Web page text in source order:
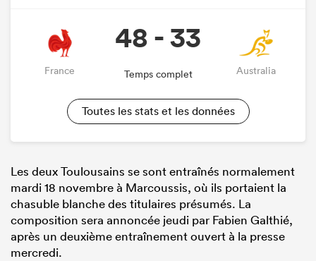
France
48 - 33
Temps complet Australia
Toutes les stats et les données
Les deux Toulousains se sont entraînés normalement
mardi 18 novembre à Marcoussis, où ils portaient la
chasuble blanche des titulaires présumés. La
composition sera annoncée jeudi par Fabien Galthié,
après un deuxième entraînement ouvert à la presse
mercredi.